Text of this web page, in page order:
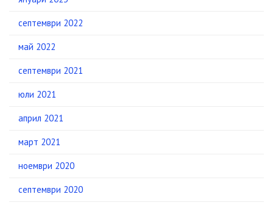
септември 2022
май 2022
септември 2021
юли 2021
април 2021
март 2021
ноември 2020
септември 2020